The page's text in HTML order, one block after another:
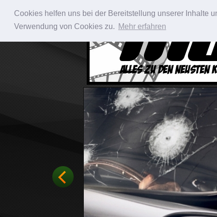
Cookies helfen uns bei der Bereitstellung unserer Inhalte
Verwendung von Cookies zu. Mehr erfahren